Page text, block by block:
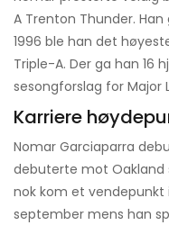
A Trenton Thunder.
1996 ble han det
Triple-A. Der ga han 16
sesongforslag for Major
Karriere
Nomar Garciaparra
debuterte mot Oakland
nok kom et vendepunkt
september mens han